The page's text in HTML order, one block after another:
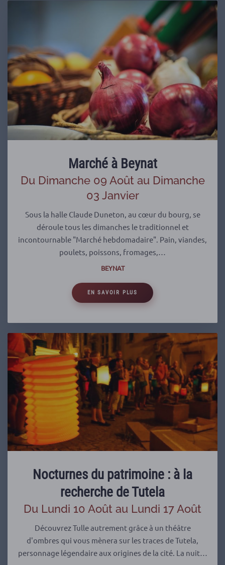
Marché à Beynat
Du Dimanche 09 Août au Dimanche
03 Janvier
Sous la halle Claude Duneton, au cœur du bourg, se
déroule tous les dimanches le traditionnel et
incontournable "Marché hebdomadaire". Pain, viandes,
poulets, poissons, fromages,…
BEYNAT
EN SAVOIR PLUS
Nocturnes du patrimoine : à la
recherche de Tutela
Du Lundi 10 Août au Lundi 17 Août
Découvrez Tulle autrement grâce à un théâtre
d'ombres qui vous mènera sur les traces de Tutela,
personnage légendaire aux origines de la cité. La nuit…